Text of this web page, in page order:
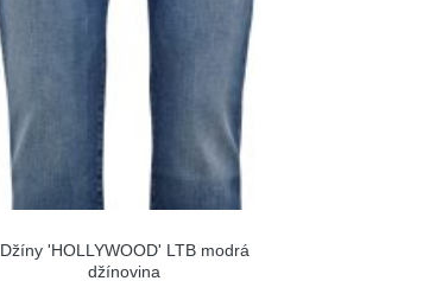
Džíny 'HOLLYWOOD' LTB modrá
džínovina